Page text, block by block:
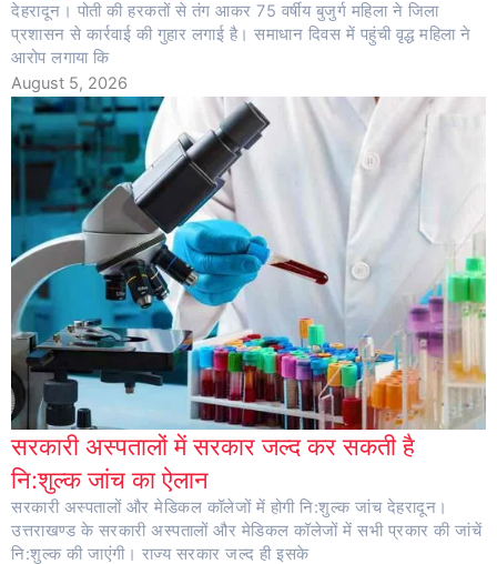
देहरादून। पोती की हरकतों से तंग आकर 75 वर्षीय बुजुर्ग महिला ने जिला
प्रशासन से कार्रवाई की गुहार लगाई है। समाधान दिवस में पहुंची वृद्ध महिला ने
आरोप लगाया कि
August 5, 2026
सरकारी अस्पतालों में सरकार जल्द कर सकती है
नि:शुल्क जांच का ऐलान
सरकारी अस्पतालों और मेडिकल कॉलेजों में होगी नि:शुल्क जांच देहरादून।
उत्तराखण्ड के सरकारी अस्पतालों और मेडिकल कॉलेजों में सभी प्रकार की जांचें
नि:शुल्क की जाएंगी। राज्य सरकार जल्द ही इसके